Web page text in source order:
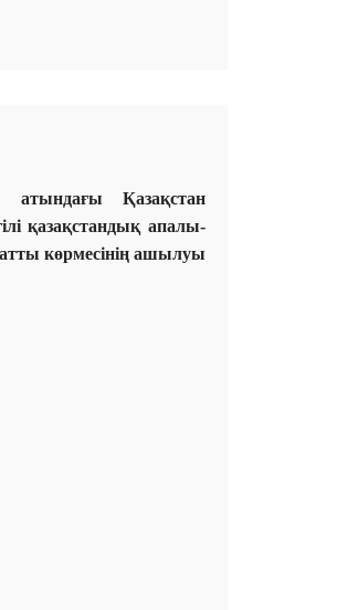
Қазақстан
қазақстандық апалы-
көрмесінің ашылуы